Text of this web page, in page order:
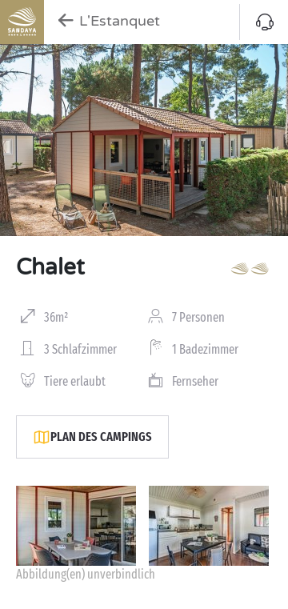
L'Estanquet
Chalet
36m² 7 Personen
3 Schlafzimmer 1 Badezimmer
Tiere erlaubt Fernseher
PLAN DES CAMPINGS
Abbildung(en) unverbindlich